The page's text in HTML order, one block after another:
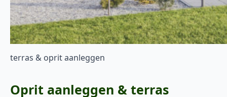
terras & oprit aanleggen
Oprit aanleggen & terras